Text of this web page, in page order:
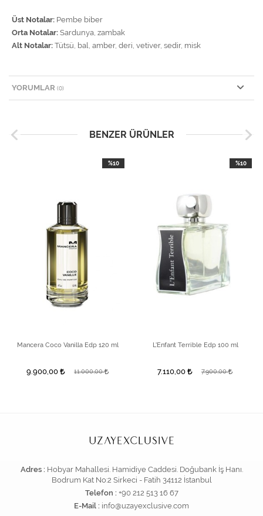
Üst Notalar: Pembe biber
Orta Notalar: Sardunya, zambak
Alt Notalar: Tütsü, bal, amber, deri, vetiver, sedir, misk
YORUMLAR (0)
BENZER ÜRÜNLER
Mancera Coco Vanilla Edp 120 ml
9.900,00 11.000,00
%10
L'Enfant Terrible Edp 100 ml
7.110,00 7.900,00
%10
Adres : Hobyar Mahallesi. Hamidiye Caddesi. Doğubank İş Hanı.
Bodrum Kat No:2 Sirkeci - Fatih 34112 İstanbul
Telefon : +90 212 513 16 67
E-Mail : info@uzayexclusive.com